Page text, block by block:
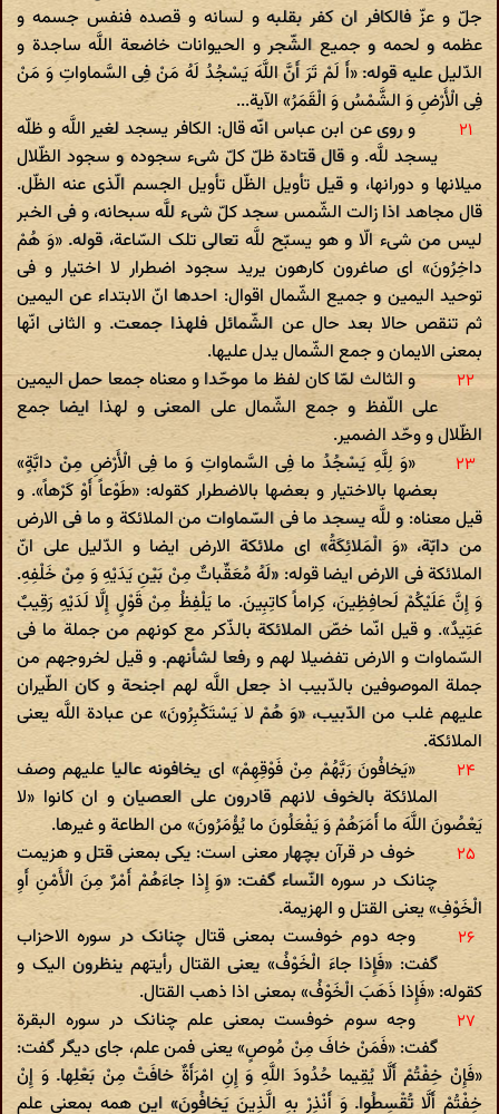
جلّ و عزّ فالکافر ان کفر بقلبه و لسانه و قصده فنفس جسمه و
عظمه و لحمه و جمیع الشّجر و الحیوانات خاضعة اللَّه ساجدة و
الدّلیل علیه قوله: «أَ لَمْ تَرَ أَنَّ اللَّهَ یَسْجُدُ لَهُ مَنْ فِی السَّماواتِ وَ مَنْ
فِی الْأَرْضِ وَ الشَّمْسُ وَ الْقَمَرُ» الآیة...
و روی عن ابن عباس انّه قال: الکافر یسجد لغیر اللَّه و ظلّه
یسجد للَّه. و قال قتادة ظلّ کلّ شی‌ء سجوده و سجود الظّلال
میلانها و دورانها، و قیل تأویل الظّل تأویل الجسم الّذی عنه الظّل.
قال مجاهد اذا زالت الشّمس سجد کلّ شی‌ء للَّه سبحانه، و فی الخبر
لیس من شی‌ء الّا و هو یسبّح للَّه تعالی تلک السّاعة، قوله. «وَ هُمْ
داخِرُونَ» ای صاغرون کارهون یرید سجود اضطرار لا اختیار و فی
توحید الیمین و جمیع الشّمال اقوال: احدها انّ الابتداء عن الیمین
ثم تنقص حالا بعد حال عن الشّمائل فلهذا جمعت. و الثانی انّها
بمعنی الایمان و جمع الشّمال یدل علیها.
و الثالث لمّا کان لفظ ما موحّدا و معناه جمعا حمل الیمین
علی اللّفظ و جمع الشّمال علی المعنی و لهذا ایضا جمع
الظّلال و وحّد الضمیر.
«وَ لِلَّهِ یَسْجُدُ ما فِی السَّماواتِ وَ ما فِی الْأَرْضِ مِنْ دابَّةٍ»
بعضها بالاختیار و بعضها بالاضطرار کقوله: «طَوْعاً أَوْ کَرْهاً». و
قیل معناه: و للَّه یسجد ما فی السّماوات من الملائکة و ما فی الارض
من دابّة، «وَ الْمَلائِکَةُ» ای ملائکة الارض ایضا و الدّلیل علی انّ
الملائکة فی الارض ایضا قوله: «لَهُ مُعَقِّباتٌ مِنْ بَیْنِ یَدَیْهِ وَ مِنْ خَلْفِهِ.
وَ إِنَّ عَلَیْکُمْ لَحافِظِینَ، کِراماً کاتِبِینَ. ما یَلْفِظُ مِنْ قَوْلٍ إِلَّا لَدَیْهِ رَقِیبٌ
عَتِیدٌ». و قیل انّما خصّ الملائکة بالذّکر مع کونهم من جملة ما فی
السّماوات و الارض تفضیلا لهم و رفعا لشأنهم. و قیل لخروجهم من
جملة الموصوفین بالدّبیب اذ جعل اللَّه لهم اجنحة و کان الطّیران
علیهم غلب من الدّبیب، «وَ هُمْ لا یَسْتَکْبِرُونَ» عن عبادة اللَّه یعنی
الملائکة.
«یَخافُونَ رَبَّهُمْ مِنْ فَوْقِهِمْ» ای یخافونه عالیا علیهم وصف
الملائکة بالخوف لانهم قادرون علی العصیان و ان کانوا «لا
یَعْصُونَ اللَّهَ ما أَمَرَهُمْ وَ یَفْعَلُونَ ما یُؤْمَرُونَ» من الطاعة و غیرها.
خوف در قرآن بچهار معنی است: یکی بمعنی قتل و هزیمت
چنانک در سوره النّساء گفت: «وَ إِذا جاءَهُمْ أَمْرٌ مِنَ الْأَمْنِ أَوِ
الْخَوْفِ» یعنی القتل و الهزیمة.
وجه دوم خوفست بمعنی قتال چنانک در سوره الاحزاب
گفت: «فَإِذا جاءَ الْخَوْفُ» یعنی القتال رأیتهم ینظرون الیک و
کقوله: «فَإِذا ذَهَبَ الْخَوْفُ» بمعنی اذا ذهب القتال.
وجه سوم خوفست بمعنی علم چنانک در سوره البقرة
گفت: «فَمَنْ خافَ مِنْ مُوصٍ» یعنی فمن علم، جای دیگر گفت:
«فَإِنْ خِفْتُمْ أَلَّا یُقِیما حُدُودَ اللَّهِ وَ إِنِ امْرَأَةٌ خافَتْ مِنْ بَعْلِها. وَ إِنْ
خِفْتُمْ أَلَّا تُقْسِطُوا. وَ أَنْذِرْ بِهِ الَّذِینَ یَخافُونَ» این همه بمعنی علم